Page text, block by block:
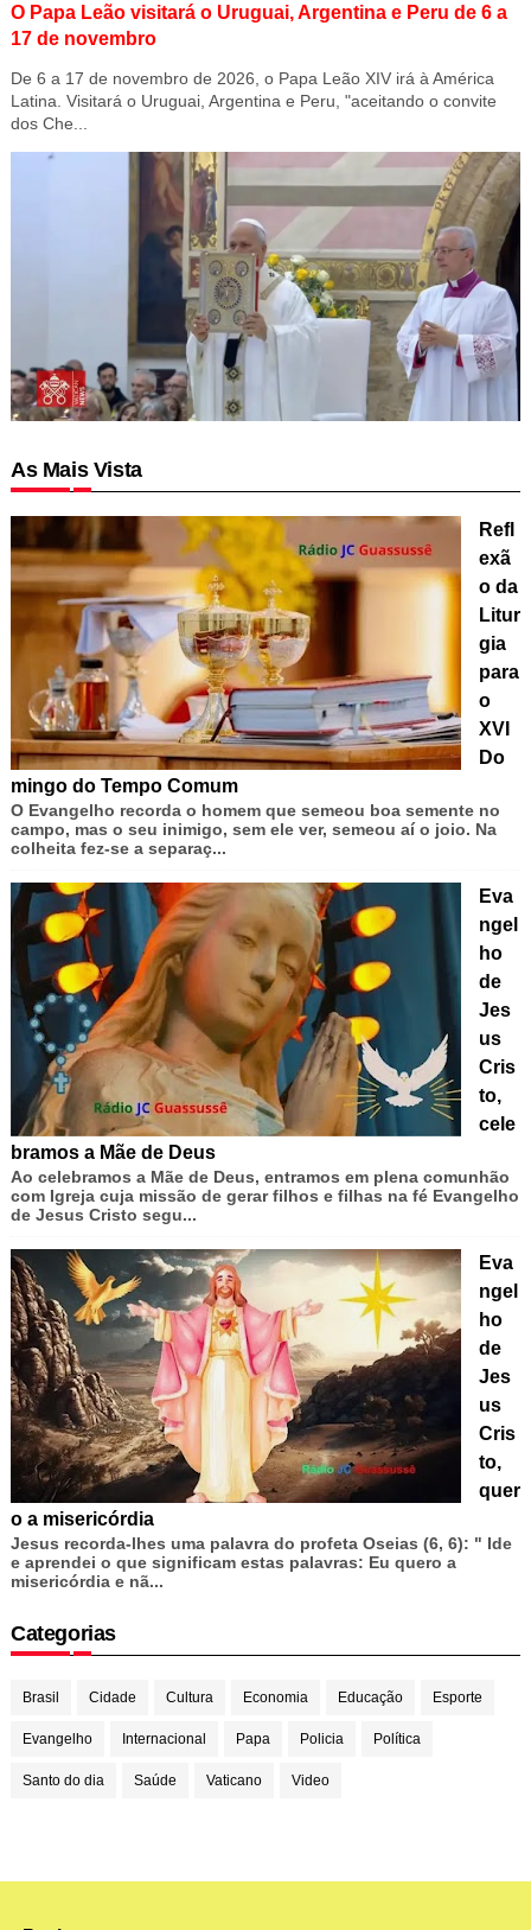
O Papa Leão visitará o Uruguai, Argentina e Peru de 6 a
17 de novembro
De 6 a 17 de novembro de 2026, o Papa Leão XIV irá à América
Latina. Visitará o Uruguai, Argentina e Peru, "aceitando o convite
dos Che...
As Mais Vista
Refl
exã
o da
Litur
gia
para
o
XVI
Do
mingo do Tempo Comum
O Evangelho recorda o homem que semeou boa semente no
campo, mas o seu inimigo, sem ele ver, semeou aí o joio. Na
colheita fez-se a separaç...
Eva
ngel
ho
de
Jes
us
Cris
to,
cele
bramos a Mãe de Deus
Ao celebramos a Mãe de Deus, entramos em plena comunhão
com Igreja cuja missão de gerar filhos e filhas na fé Evangelho
de Jesus Cristo segu...
Eva
ngel
ho
de
Jes
us
Cris
to,
quer
o a misericórdia
Jesus recorda-lhes uma palavra do profeta Oseias (6, 6): " Ide
e aprendei o que significam estas palavras: Eu quero a
misericórdia e nã...
Categorias
Brasil Cidade Cultura Economia Educação Esporte
Evangelho Internacional Papa Policia Política
Santo do dia Saúde Vaticano Video